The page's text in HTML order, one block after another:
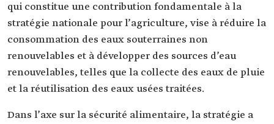
qui constitue une contribution fondamentale à la
stratégie nationale pour l’agriculture, vise à réduire la
consommation des eaux souterraines non
renouvelables et à développer des sources d’eau
renouvelables, telles que la collecte des eaux de pluie
et la réutilisation des eaux usées traitées.
Dans l’axe sur la sécurité alimentaire, la stratégie a